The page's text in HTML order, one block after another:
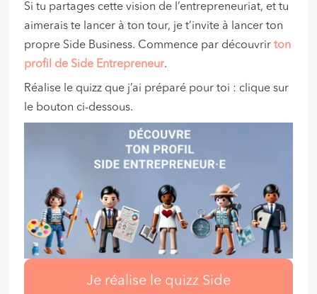
Si tu partages cette vision de l’entrepreneuriat, et tu
aimerais te lancer à ton tour, je t’invite à lancer ton
propre Side Business. Commence par découvrirton
profil de Side Entrepreneur.
Réalise le quizz que j’ai préparé pour toi : clique sur
le bouton ci-dessous.
Je réalise le quizz Side